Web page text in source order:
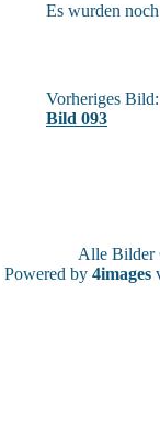
Es wurden
Vorheriges Bild:
Bild 093
Alle
Powered by 4images